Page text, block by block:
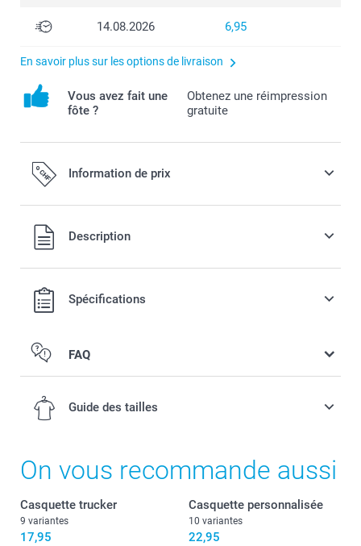
14.08.2026 6,95
En savoir plus sur les options de livraison
Vous avez fait une
fôte ?
Obtenez une réimpression
gratuite
Information de prix
Tous les prix sont en francs suisses (CHF), TVA incluse et
hors frais de port.
Description
Spécifications
FAQ
Guide des tailles
2-4 ans
50-51 cm
On vous recommande aussi
Casquette trucker
9 variantes
17,95
Casquette personnalisée
10 variantes
22,95